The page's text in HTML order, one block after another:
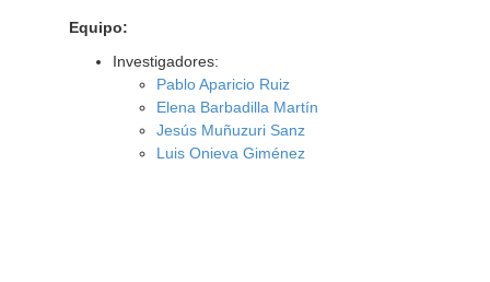
Equipo:
Investigadores:
Pablo Aparicio Ruiz
Elena Barbadilla Martín
Jesús Muñuzuri Sanz
Luis Onieva Giménez